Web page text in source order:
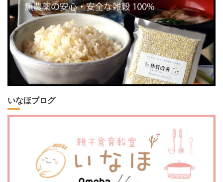
いなほブログ